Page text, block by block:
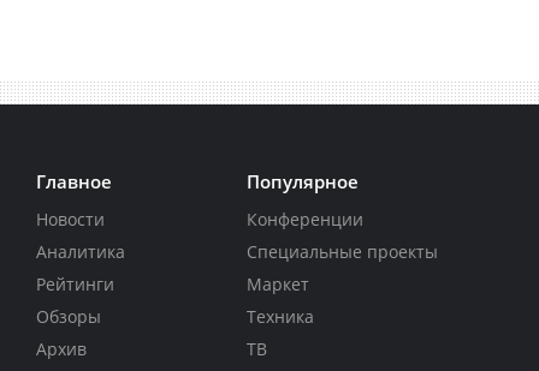
Главное
Новости
Аналитика
Рейтинги
Обзоры
Архив
Популярное
Конференции
Специальные проекты
Маркет
Техника
ТВ